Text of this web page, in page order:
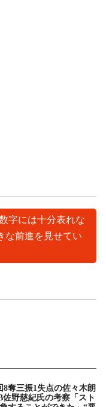
字には十分表れな
な前進を見せてい
奪三振1失点の佐々木朗
野慈紀氏の考察「スト